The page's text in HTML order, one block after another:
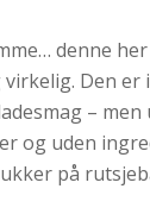
denne
Den er
– men
og uden
på